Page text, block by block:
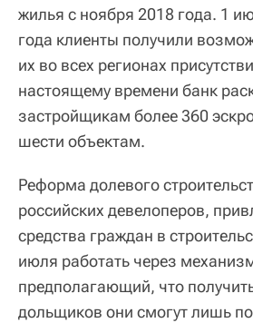
жилья с ноября 2018 года. 1
года клиенты получили
их во всех регионах
настоящему времени банк
застройщикам более 360
шести объектам.
Реформа долевого
российских девелоперов,
средства граждан в
июля работать через
предполагающий, что
дольщиков они смогут лишь